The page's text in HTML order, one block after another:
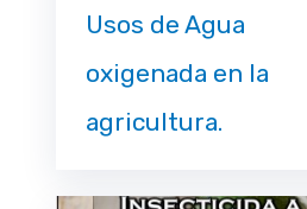
Usos de Agua
oxigenada en la
agricultura.